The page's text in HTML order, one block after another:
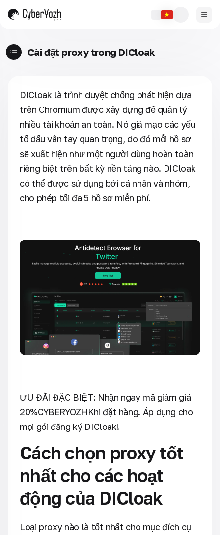
Cài đặt proxy trong DICloak
DICloak là trình duyệt chống phát hiện dựa
trên Chromium được xây dựng để quản lý
nhiều tài khoản an toàn. Nó giả mạo các yếu
tố dấu vân tay quan trọng, do đó mỗi hồ sơ
sẽ xuất hiện như một người dùng hoàn toàn
riêng biệt trên bất kỳ nền tảng nào. DICloak
có thể được sử dụng bởi cá nhân và nhóm,
cho phép tối đa 5 hồ sơ miễn phí.
ƯU ĐÃI ĐẶC BIỆT: Nhận ngay mã giảm giá
20%CYBERYOZHKhi đặt hàng. Áp dụng cho
mọi gói đăng ký DICloak!
Cách chọn proxy tốt
nhất cho các hoạt
động của DICloak
Loại proxy nào là tốt nhất cho mục đích cụ